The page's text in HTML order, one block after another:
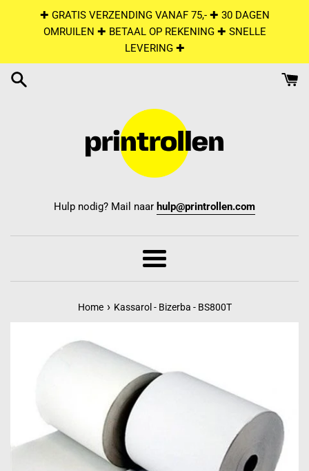
✚ GRATIS VERZENDING VANAF 75,- ✚ 30 DAGEN
OMRUILEN ✚ BETAAL OP REKENING ✚ SNELLE
LEVERING ✚
Hulp nodig? Mail naar hulp@printrollen.com
Menu
Home › Kassarol - Bizerba - BS800T